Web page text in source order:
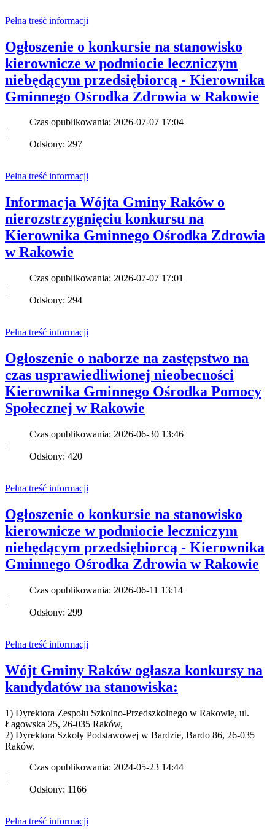
Pełna treść informacji
Ogłoszenie o konkursie na stanowisko
kierownicze w podmiocie leczniczym
niebędącym przedsiębiorcą - Kierownika
Gminnego Ośrodka Zdrowia w Rakowie
Czas opublikowania: 2026-07-07 17:04
|
Odsłony: 297
Pełna treść informacji
Informacja Wójta Gminy Raków o
nierozstrzygnięciu konkursu na
Kierownika Gminnego Ośrodka Zdrowia
w Rakowie
Czas opublikowania: 2026-07-07 17:01
|
Odsłony: 294
Pełna treść informacji
Ogłoszenie o naborze na zastępstwo na
czas usprawiedliwionej nieobecności
Kierownika Gminnego Ośrodka Pomocy
Społecznej w Rakowie
Czas opublikowania: 2026-06-30 13:46
|
Odsłony: 420
Pełna treść informacji
Ogłoszenie o konkursie na stanowisko
kierownicze w podmiocie leczniczym
niebędącym przedsiębiorcą - Kierownika
Gminnego Ośrodka Zdrowia w Rakowie
Czas opublikowania: 2026-06-11 13:14
|
Odsłony: 299
Pełna treść informacji
Wójt Gminy Raków ogłasza konkursy na
kandydatów na stanowiska:
1) Dyrektora Zespołu Szkolno-Przedszkolnego w Rakowie, ul.
Łagowska 25, 26-035 Raków,
2) Dyrektora Szkoły Podstawowej w Bardzie, Bardo 86, 26-035
Raków.
Czas opublikowania: 2024-05-23 14:44
|
Odsłony: 1166
Pełna treść informacji